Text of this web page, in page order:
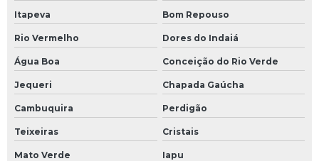
Itapeva Bom Repouso
Rio Vermelho Dores do Indaiá
Água Boa Conceição do Rio Verde
Jequeri Chapada Gaúcha
Cambuquira Perdigão
Teixeiras Cristais
Mato Verde Iapu